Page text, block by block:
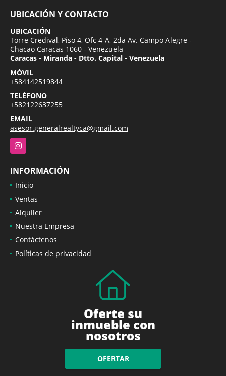
UBICACIÓN Y CONTACTO
UBICACIÓN
Torre Credival, Piso 4, Ofc 4-A, 2da Av. Campo Alegre -
Chacao Caracas 1060 - Venezuela
Caracas - Miranda - Dtto. Capital - Venezuela
MÓVIL
+584142519844
TELÉFONO
+582122637255
EMAIL
asesor.generalrealtyca@gmail.com
Instagram
INFORMACIÓN
Inicio
Ventas
Alquiler
Nuestra Empresa
Contáctenos
Políticas de privacidad
Oferte su
inmueble con
nosotros
OFERTAR